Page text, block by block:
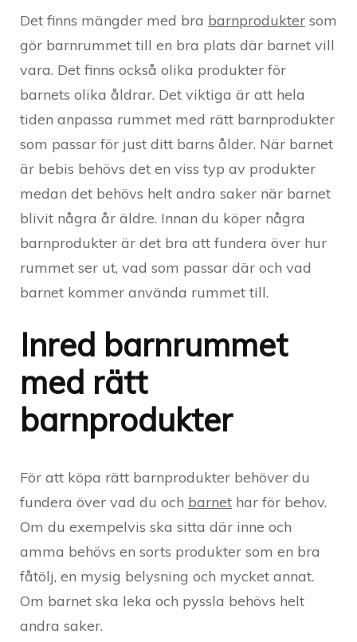
Det finns mängder med bra barnprodukter som
gör barnrummet till en bra plats där barnet vill
vara. Det finns också olika produkter för
barnets olika åldrar. Det viktiga är att hela
tiden anpassa rummet med rätt barnprodukter
som passar för just ditt barns ålder. När barnet
är bebis behövs det en viss typ av produkter
medan det behövs helt andra saker när barnet
blivit några år äldre. Innan du köper några
barnprodukter är det bra att fundera över hur
rummet ser ut, vad som passar där och vad
barnet kommer använda rummet till.
Inred barnrummet
med rätt
barnprodukter
För att köpa rätt barnprodukter behöver du
fundera över vad du och barnet har för behov.
Om du exempelvis ska sitta där inne och
amma behövs en sorts produkter som en bra
fåtölj, en mysig belysning och mycket annat.
Om barnet ska leka och pyssla behövs helt
andra saker.